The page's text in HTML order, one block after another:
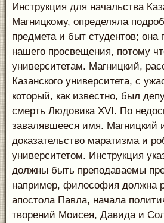
Инструкция для начальства
Магницкому, определяла
предмета и быт студентов; она
нашего просвещения, потому
университетам. Магницкий,
Казанского университета, с
который, как известно, был
смерть Людовика XVI. По
завалявшееся имя. Магницкий
доказательство маратизма и
университетом. Инструкция
должны быть преподаваемы
например, философия должна
апостола Павла, начала
творений Моисея, Давида и